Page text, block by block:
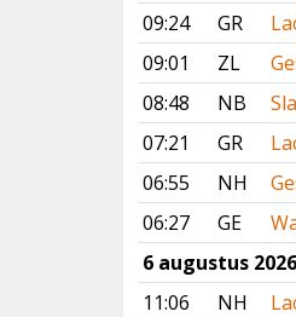
09:24
GR
09:01
ZL
08:48
NB
07:21
GR
06:55
NH
06:27
GE
6 augustus 2026
11:06
NH